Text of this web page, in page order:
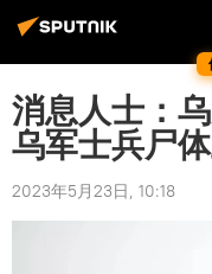
消息人士：
乌军士兵尸
2023年5月23日, 10:18